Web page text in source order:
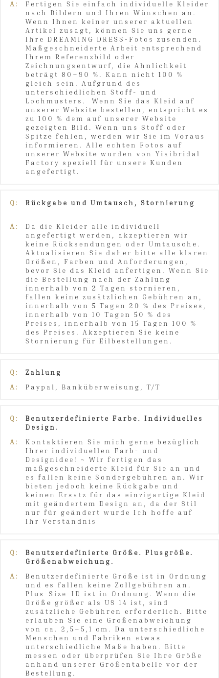
A:
Fertigen Sie einfach individuelle Kleider
nach Bildern und Ihren Wünschen an.
Wenn Ihnen keiner unserer aktuellen
Artikel zusagt, können Sie uns gerne
Ihre DREAMING DRESS-Fotos zusenden.
Maßgeschneiderte Arbeit entsprechend
Ihrem Referenzbild oder
Zeichnungsentwurf, die Ähnlichkeit
beträgt 80–90 %. Kann nicht 100 %
gleich sein. Aufgrund des
unterschiedlichen Stoff- und
Lochmusters. Wenn Sie das Kleid auf
unserer Website bestellen, entspricht es
zu 100 % dem auf unserer Website
gezeigten Bild. Wenn uns Stoff oder
Spitze fehlen, werden wir Sie im Voraus
informieren. Alle echten Fotos auf
unserer Website wurden von Yiaibridal
Factory speziell für unsere Kunden
angefertigt.
Q: Rückgabe und Umtausch, Stornierung
A:
Da die Kleider alle individuell
angefertigt werden, akzeptieren wir
keine Rücksendungen oder Umtausche.
Aktualisieren Sie daher bitte alle klaren
Größen, Farben und Anforderungen,
bevor Sie das Kleid anfertigen. Wenn Sie
die Bestellung nach der Zahlung
innerhalb von 2 Tagen stornieren,
fallen keine zusätzlichen Gebühren an,
innerhalb von 5 Tagen 20 % des Preises,
innerhalb von 10 Tagen 50 % des
Preises, innerhalb von 15 Tagen 100 %
des Preises. Akzeptieren Sie keine
Stornierung für Eilbestellungen.
Q:
Zahlung
A:
Paypal, Banküberweisung, T/T
Q:
Benutzerdefinierte Farbe. Individuelles
Design.
A:
Kontaktieren Sie mich gerne bezüglich
Ihrer individuellen Farb- und
Designidee! ~ Wir fertigen das
maßgeschneiderte Kleid für Sie an und
es fallen keine Sondergebühren an. Wir
bieten jedoch keine Rückgabe und
keinen Ersatz für das einzigartige Kleid
mit geändertem Design an, da der Stil
nur für geändert wurde Ich hoffe auf
Ihr Verständnis
Q:
Benutzerdefinierte Größe. Plusgröße.
Größenabweichung.
A:
Benutzerdefinierte Größe ist in Ordnung
und es fallen keine Zollgebühren an.
Plus-Size-ID ist in Ordnung. Wenn die
Größe größer als US 14 ist, sind
zusätzliche Gebühren erforderlich. Bitte
erlauben Sie eine Größenabweichung
von ca. 2,5–5,1 cm. Da unterschiedliche
Menschen und Fabriken etwas
unterschiedliche Maße haben. Bitte
messen oder überprüfen Sie Ihre Größe
anhand unserer Größentabelle vor der
Bestellung.